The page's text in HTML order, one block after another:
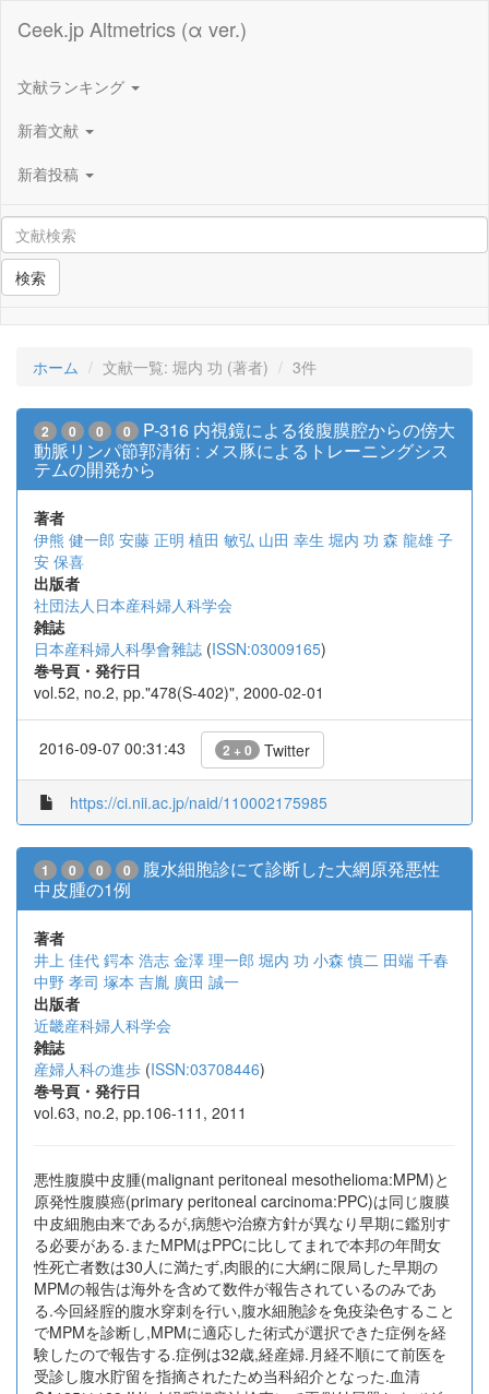
Ceek.jp Altmetrics (α ver.)
文献ランキング
新着文献
新着投稿
検索
ホーム 文献一覧: 堀内 功 (著者) 3件
2 0 0 0
P-316 内視鏡による後腹膜腔からの傍大
動脈リンパ節郭清術 : メス豚によるトレーニングシス
テムの開発から
著者
伊熊 健一郎 安藤 正明 植田 敏弘 山田 幸生 堀内 功 森 龍雄 子
安 保喜
出版者
社団法人日本産科婦人科学会
雑誌
日本産科婦人科學會雜誌 (ISSN:03009165)
巻号頁・発行日
vol.52, no.2, pp."478(S-402)", 2000-02-01
2016-09-07 00:31:43 2 + 0 Twitter
https://ci.nii.ac.jp/naid/110002175985
1 0 0 0
腹水細胞診にて診断した大網原発悪性
中皮腫の1例
著者
井上 佳代 鍔本 浩志 金澤 理一郎 堀内 功 小森 慎二 田端 千春
中野 孝司 塚本 吉胤 廣田 誠一
出版者
近畿産科婦人科学会
雑誌
産婦人科の進歩 (ISSN:03708446)
巻号頁・発行日
vol.63, no.2, pp.106-111, 2011
悪性腹膜中皮腫(malignant peritoneal mesothelioma:MPM)と
原発性腹膜癌(primary peritoneal carcinoma:PPC)は同じ腹膜
中皮細胞由来であるが,病態や治療方針が異なり早期に鑑別す
る必要がある.またMPMはPPCに比してまれで本邦の年間女
性死亡者数は30人に満たず,肉眼的に大網に限局した早期の
MPMの報告は海外を含めて数件が報告されているのみであ
る.今回経腟的腹水穿刺を行い,腹水細胞診を免疫染色すること
でMPMを診断し,MPMに適応した術式が選択できた症例を経
験したので報告する.症例は32歳,経産婦.月経不順にて前医を
受診し腹水貯留を指摘されたため当科紹介となった.血清